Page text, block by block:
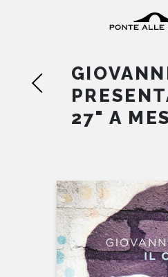
CHI
27" A